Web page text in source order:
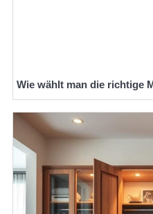
Wie wählt man die richtige